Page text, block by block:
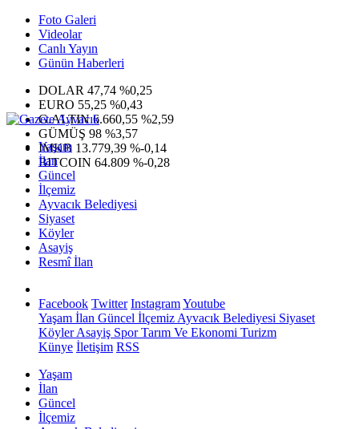
Foto Galeri
Videolar
Canlı Yayın
Günün Haberleri
DOLAR 47,74 %0,25
EURO 55,25 %0,43
G.ALTIN6.660,55 %2,59
GÜMÜŞ 98 %3,57
IMKB 13.779,39 %-0,14
BITCOIN 64.809 %-0,28
Yaşam
İlan
Güncel
İlçemiz
Ayvacık Belediyesi
Siyaset
Köyler
Asayiş
Resmî İlan
Facebook Twitter InstagramYoutube
Yaşam İlan Güncel İlçemiz Ayvacık Belediyesi Siyaset
KöylerAsayiş SporTarım Ve Ekonomi Turizm
Künye İletişim RSS
Yaşam
İlan
Güncel
İlçemiz